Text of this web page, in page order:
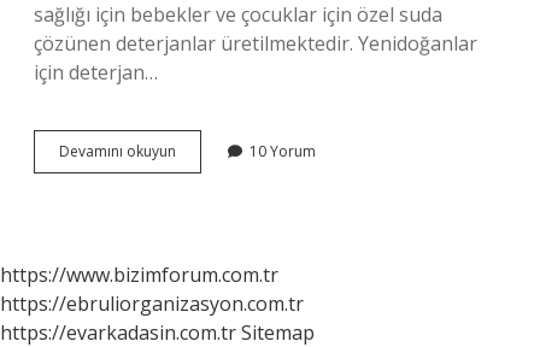
sağlığı için bebekler ve çocuklar için özel suda
çözünen deterjanlar üretilmektedir. Yenidoğanlar
için deterjan…
Devamını okuyun
Kıyafetleri
Mı
10 Yorum
https://www.bizimforum.com.tr
https://ebruliorganizasyon.com.tr
https://evarkadasin.com.trSitemap